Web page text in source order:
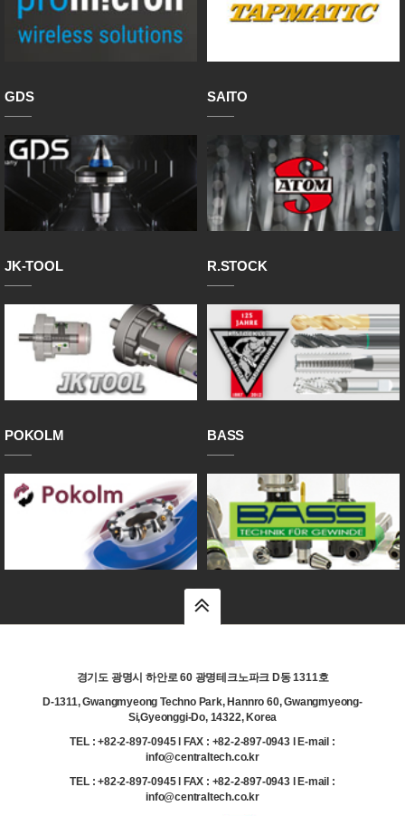
GDS SAITO
JK-TOOL R.STOCK
POKOLM BASS
top
경기도 광명시 하안로 60 광명테크노파크 D동 1311호
D-1311, Gwangmyeong Techno Park, Hannro 60, Gwangmyeong-
Si,Gyeonggi-Do, 14322, Korea
TEL : +82-2-897-0945 l FAX : +82-2-897-0943 l E-mail :
info@centraltech.co.kr
TEL : +82-2-897-0945 l FAX : +82-2-897-0943 l E-mail :
info@centraltech.co.kr